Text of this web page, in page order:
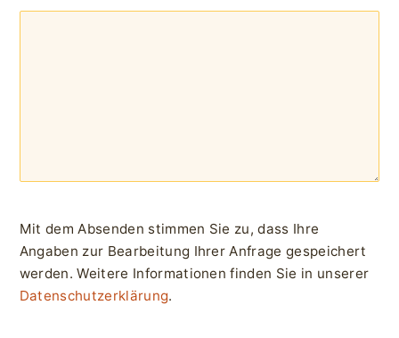
Mit dem Absenden stimmen Sie zu, dass Ihre
Angaben zur Bearbeitung Ihrer Anfrage gespeichert
werden. Weitere Informationen finden Sie in unserer
Datenschutzerklärung.